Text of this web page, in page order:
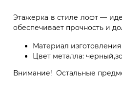
Этажерка в стиле лофт —
обеспечивает прочность и
Материал
Цвет металла:
Внимание! Остальные